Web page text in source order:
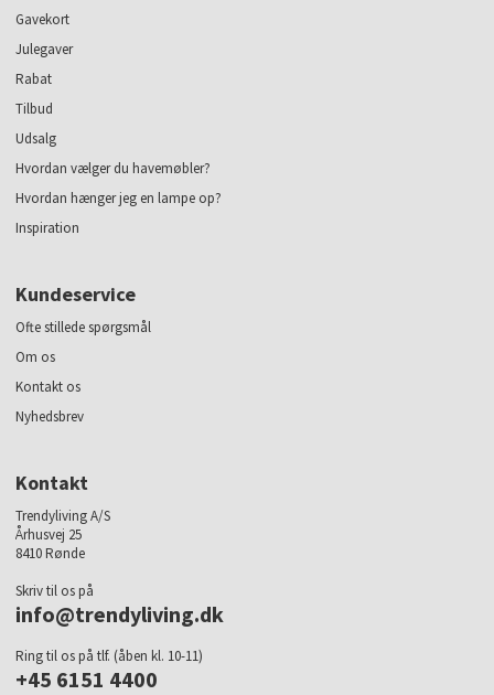
Gavekort
Julegaver
Rabat
Tilbud
Udsalg
Hvordan vælger du havemøbler?
Hvordan hænger jeg en lampe op?
Inspiration
Kundeservice
Ofte stillede spørgsmål
Om os
Kontakt os
Nyhedsbrev
Kontakt
Trendyliving A/S
Århusvej 25
8410 Rønde
Skriv til os på
info@trendyliving.dk
Ring til os på tlf. (åben kl. 10-11)
+45 6151 4400